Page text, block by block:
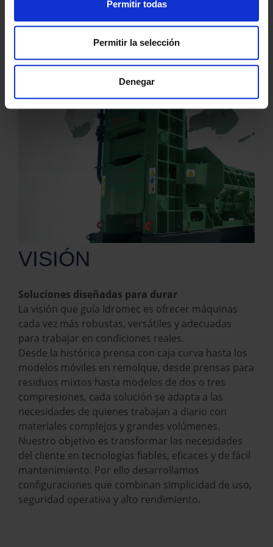
Permitir todas
Permitir la selección
Denegar
VISIÓN
Soluciones diseñadas para durar
La visión que guía Idromec es ofrecer máquinas
cada vez más robustas, versátiles y adecuadas
para trabajar en condiciones reales.
Desde la histórica prensa con caja curva hasta los
modelos móviles en remolque, desde prensas para
residuos mixtos hasta modelos de dos o tres
compresiones, cada solución se adapta a las
necesidades de quienes trabajan a diario con
materiales complejos y grandes volúmenes.
Nuestro objetivo es transformar las necesidades
del cliente en tecnologías fiables, eficaces y de fácil
mantenimiento. Por ello desarrollamos
configuraciones que combinan simplicidad de uso,
seguridad operativa y alto rendimiento.